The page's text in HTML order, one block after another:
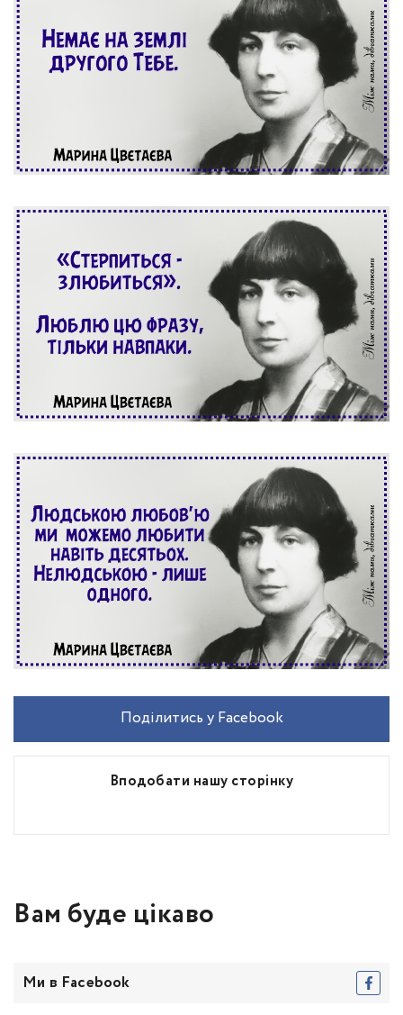
Вподобати нашу сторінку
Поділитись у Facebook
Вам буде цікаво
Ми в Facebook